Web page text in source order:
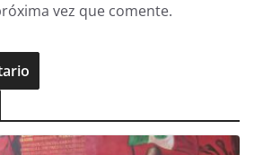
vez que comente.